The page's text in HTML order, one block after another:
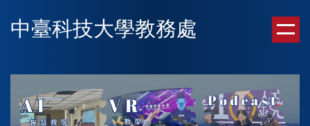
到
內
中臺科技大學教務處